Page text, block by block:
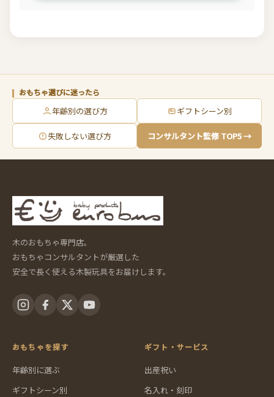
おもちゃ選びに迷ったら
年齢別の選び方 ギフトシーン別
失敗しない選び方 コンサルタント監修 TOP5 →
木のおもちゃ専門店。
おもちゃコンサルタントが厳選した
安全で長く使える木製玩具をお届けします。
おもちゃを探す
年齢別に選ぶ
ギフトシーン別
ギフト・サービス
出産祝い
名入れ・刻印